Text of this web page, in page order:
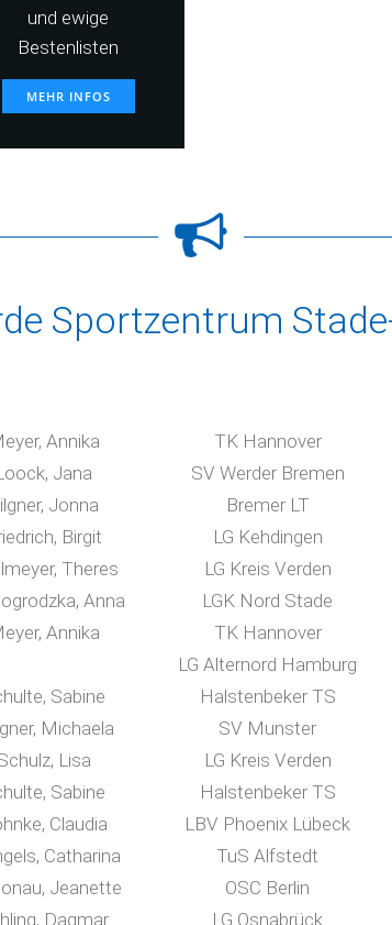
und ewige
Bestenlisten
MEHR INFOS
Sportzentrum
Annika TK Hannover
Jana SV Werder Bremen
Jonna Bremer LT
Birgit LG Kehdingen
Theres LG Kreis Verden
Anna LGK Nord Stade
Annika TK Hannover
LG Alternord Hamburg
Sabine Halstenbeker TS
Michaela SV Munster
Lisa LG Kreis Verden
Sabine Halstenbeker TS
Claudia LBV Phoenix Lübeck
Catharina TuS Alfstedt
Jeanette OSC Berlin
Dagmar LG Osnabrück